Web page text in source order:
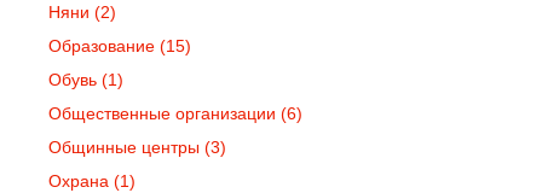
Няни (2)
Образование (15)
Обувь (1)
Общественные организации (6)
Общинные центры (3)
Охрана (1)